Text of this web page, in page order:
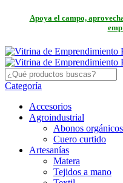
Apoya el campo,
Categoría
Accesorios
Agroindustrial
Abonos orgánicos
Cuero curtido
Artesanías
Matera
Tejidos a mano